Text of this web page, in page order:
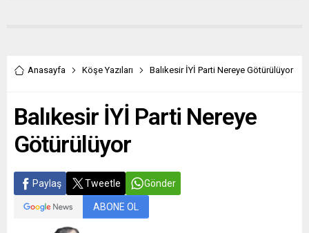
Anasayfa Köşe Yazıları Balıkesir İYİ Parti Nereye Götürülüyor
Balıkesir İYİ Parti Nereye
Götürülüyor
Paylaş Tweetle Gönder
ABONE OL